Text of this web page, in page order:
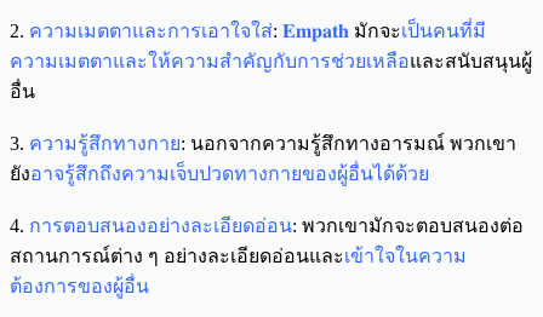
2. ความเมตตาและการเอาใจใส่: 𝐄𝐦𝐩𝐚𝐭𝐡 มักจะเป็นคนที่มี
ความเมตตาและให้ความสำคัญกับการช่วยเหลือและสนับสนุนผู้
อื่น
3. ความรู้สึกทางกาย: นอกจากความรู้สึกทางอารมณ์ พวกเขา
ยังอาจรู้สึกถึงความเจ็บปวดทางกายของผู้อื่นได้ด้วย
4. การตอบสนองอย่างละเอียดอ่อน: พวกเขามักจะตอบสนองต่อ
สถานการณ์ต่าง ๆ อย่างละเอียดอ่อนและเข้าใจในความ
ต้องการของผู้อื่น